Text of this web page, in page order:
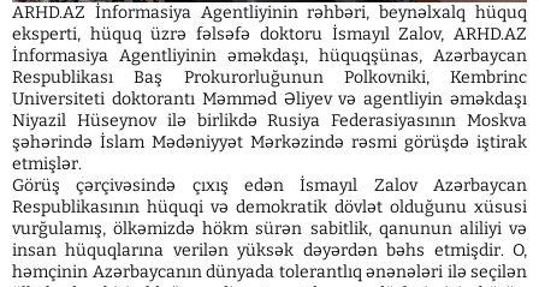
ARHD.AZ İnformasiya Agentliyinin rəhbəri, beynəlxalq hüquq
eksperti, hüquq üzrə fəlsəfə doktoru İsmayıl Zalov, ARHD.AZ
İnformasiya Agentliyinin əməkdaşı, hüquqşünas, Azərbaycan
Respublikası Baş Prokurorluğunun Polkovniki, Kembrinc
Universiteti doktorantı Məmməd Əliyev və agentliyin əməkdaşı
Niyazil Hüseynov ilə birlikdə Rusiya Federasiyasının Moskva
şəhərində İslam Mədəniyyət Mərkəzində rəsmi görüşdə iştirak
etmişlər.
Görüş çərçivəsində çıxış edən İsmayıl Zalov Azərbaycan
Respublikasının hüquqi və demokratik dövlət olduğunu xüsusi
vurğulamış, ölkəmizdə hökm sürən sabitlik, qanunun aliliyi və
insan hüquqlarına verilən yüksək dəyərdən bəhs etmişdir. O,
həmçinin Azərbaycanın dünyada tolerantlıq ənənələri ilə seçilən